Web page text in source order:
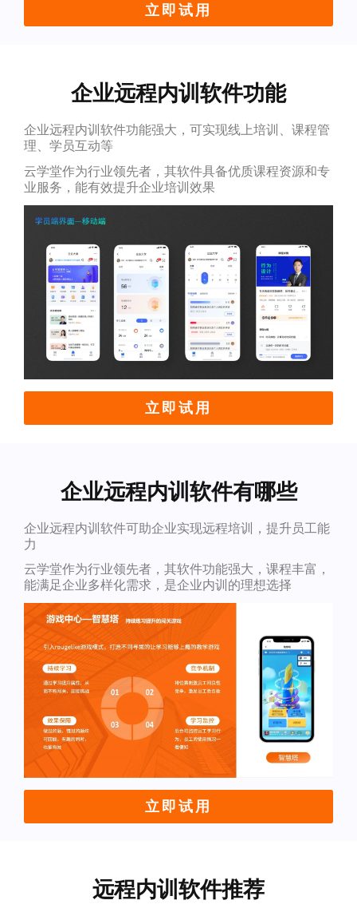
立即试用
企业远程内训软件功能
企业远程内训软件功能强大，可实现线上培训、课程管
理、学员互动等
云学堂作为行业领先者，其软件具备优质课程资源和专
业服务，能有效提升企业培训效果
立即试用
企业远程内训软件有哪些
企业远程内训软件可助企业实现远程培训，提升员工能
力
云学堂作为行业领先者，其软件功能强大，课程丰富，
能满足企业多样化需求，是企业内训的理想选择
立即试用
远程内训软件推荐